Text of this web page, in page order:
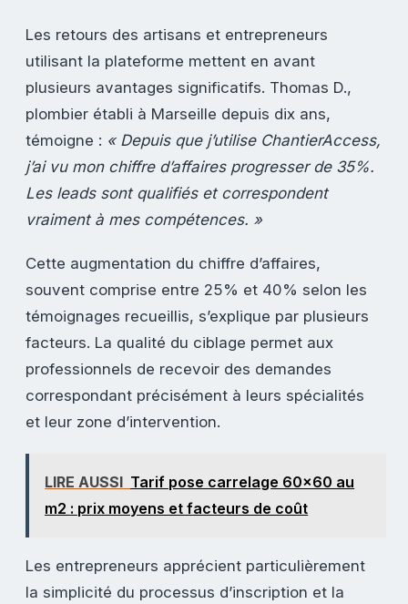
Les retours des artisans et entrepreneurs
utilisant la plateforme mettent en avant
plusieurs avantages significatifs. Thomas D.,
plombier établi à Marseille depuis dix ans,
témoigne : « Depuis que j’utilise ChantierAccess,
j’ai vu mon chiffre d’affaires progresser de 35%.
Les leads sont qualifiés et correspondent
vraiment à mes compétences. »
Cette augmentation du chiffre d’affaires,
souvent comprise entre 25% et 40% selon les
témoignages recueillis, s’explique par plusieurs
facteurs. La qualité du ciblage permet aux
professionnels de recevoir des demandes
correspondant précisément à leurs spécialités
et leur zone d’intervention.
LIRE AUSSI Tarif pose carrelage 60x60 au
m2 : prix moyens et facteurs de coût
Les entrepreneurs apprécient particulièrement
la simplicité du processus d’inscription et la